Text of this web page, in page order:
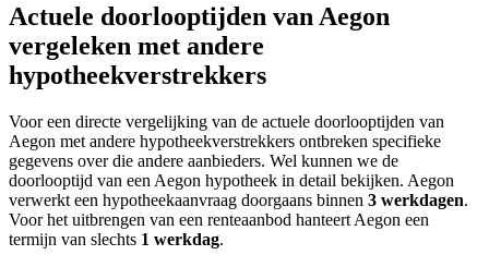
Actuele doorlooptijden van Aegon
vergeleken met andere
hypotheekverstrekkers
Voor een directe vergelijking van de actuele doorlooptijden van
Aegon met andere hypotheekverstrekkers ontbreken specifieke
gegevens over die andere aanbieders. Wel kunnen we de
doorlooptijd van een Aegon hypotheek in detail bekijken. Aegon
verwerkt een hypotheekaanvraag doorgaans binnen 3 werkdagen.
Voor het uitbrengen van een renteaanbod hanteert Aegon een
termijn van slechts 1 werkdag.